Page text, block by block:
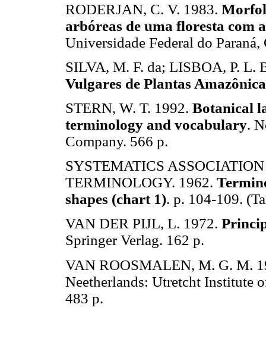
RODERJAN, C. V. 1983.
arbóreas de uma floresta com
Universidade Federal do Paraná,
SILVA, M. F. da; LISBOA, P.
Vulgares de Plantas
STERN, W. T. 1992. Botanical
terminology and vocabulary.
Company. 566 p.
SYSTEMATICS
TERMINOLOGY. 1962.
shapes (chart 1). p. 104-109.
VAN DER PIJL, L. 1972.
Springer Verlag. 162 p.
VAN ROOSMALEN, M. G. M.
Neetherlands: Utretcht Institute
483 p.